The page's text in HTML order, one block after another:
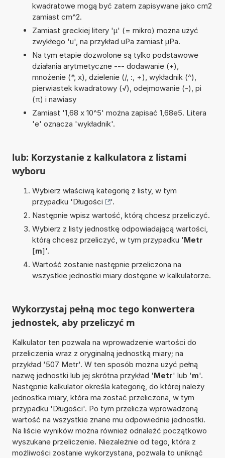
kwadratowe mogą być zatem zapisywane jako cm2
zamiast cm^2.
Zamiast greckiej litery 'µ' (= mikro) można użyć
zwykłego 'u', na przykład uPa zamiast µPa.
Na tym etapie dozwolone są tylko podstawowe
działania arytmetyczne --- dodawanie (+),
mnożenie (*, x), dzielenie (/, :, ÷), wykładnik (^),
pierwiastek kwadratowy (√), odejmowanie (-), pi
(π) i nawiasy
Zamiast '1,68 x 10^5' można zapisać 1,68e5. Litera
'e' oznacza 'wykładnik'.
lub: Korzystanie z kalkulatora z listami
wyboru
Wybierz właściwą kategorię z listy, w tym
przypadku 'Długości
'.
Następnie wpisz wartość, którą chcesz przeliczyć.
Wybierz z listy jednostkę odpowiadającą wartości,
którą chcesz przeliczyć, w tym przypadku 'Metr
[m]'.
Wartość zostanie następnie przeliczona na
wszystkie jednostki miary dostępne w kalkulatorze.
Wykorzystaj pełną moc tego konwertera
jednostek, aby przeliczyć m
Kalkulator ten pozwala na wprowadzenie wartości do
przeliczenia wraz z oryginalną jednostką miary; na
przykład '507 Metr'. W ten sposób można użyć pełną
nazwę jednostki lub jej skrótna przykład 'Metr' lub 'm'.
Następnie kalkulator określa kategorię, do której należy
jednostka miary, która ma zostać przeliczona, w tym
przypadku 'Długości'. Po tym przelicza wprowadzoną
wartość na wszystkie znane mu odpowiednie jednostki.
Na liście wyników można również odnaleźć początkowo
wyszukane przeliczenie. Niezależnie od tego, która z
możliwości zostanie wykorzystana, pozwala to uniknąć